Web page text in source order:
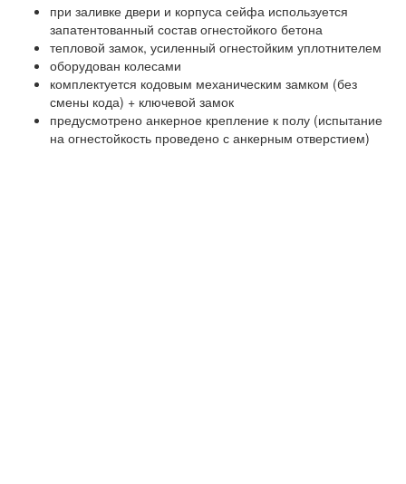
при заливке двери и корпуса сейфа используется
запатентованный состав огнестойкого бетона
тепловой замок, усиленный огнестойким уплотнителем
оборудован колесами
комплектуется кодовым механическим замком (без
смены кода) + ключевой замок
предусмотрено анкерное крепление к полу (испытание
на огнестойкость проведено с анкерным отверстием)